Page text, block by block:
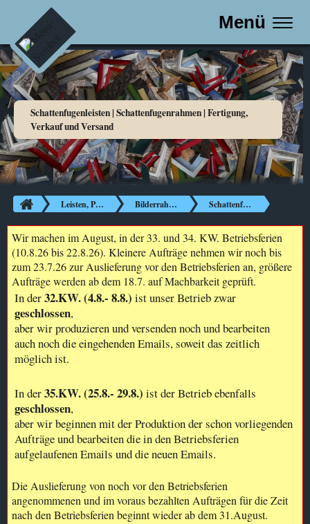
Menü
Schattenfugenleisten | Schattenfugenrahmen | Fertigung,
Verkauf und Versand
Leisten, Passepartouts, Glas etc. Bilderrahmen Schattenfugenrahmen
Wir machen im August, in der 33. und 34. KW. Betriebsferien
(10.8.26 bis 22.8.26). Kleinere Aufträge nehmen wir noch bis
zum 23.7.26 zur Auslieferung vor den Betriebsferien an, größere
Aufträge werden ab dem 18.7. auf Machbarkeit geprüft.
In der32.KW. (4.8.- 8.8.) ist unser Betrieb zwar
geschlossen,
aber wir produzieren und versenden noch und bearbeiten
auch noch die eingehenden Emails, soweit das zeitlich
möglich ist.
In der35.KW. (25.8.- 29.8.) ist der Betrieb ebenfalls
geschlossen,
aber wir beginnen mit der Produktion der schon vorliegenden
Aufträge und bearbeiten die in den Betriebsferien
aufgelaufenen Emails und die neuen Emails.
Die Auslieferung von noch vor den Betriebsferien
angenommenen und im voraus bezahlten Aufträgen für die Zeit
nach den Betriebsferien beginnt wieder ab dem 31.August.